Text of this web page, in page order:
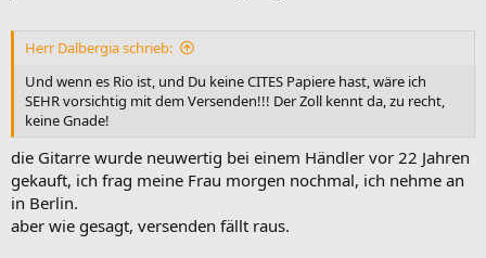
Herr Dalbergia schrieb:
Und wenn es Rio ist, und Du keine CITES Papiere hast, wäre ich
SEHR vorsichtig mit dem Versenden!!! Der Zoll kennt da, zu recht,
keine Gnade!
die Gitarre wurde neuwertig bei einem Händler vor 22 Jahren
gekauft, ich frag meine Frau morgen nochmal, ich nehme an
in Berlin.
aber wie gesagt, versenden fällt raus.